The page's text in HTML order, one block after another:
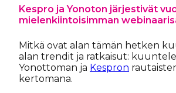
Kespro ja Yonoton järjestivät
mielenkiintoisimman
Mitkä ovat alan tämän hetken
alan trendit ja ratkaisut: kuuntele
Yonottoman ja Kespron
kertomana.